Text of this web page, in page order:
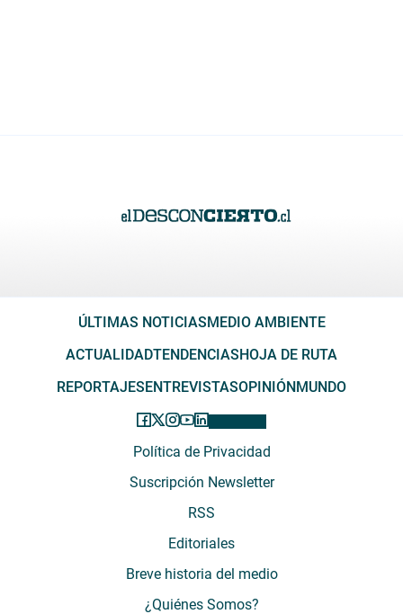
ÚLTIMAS NOTICIASMEDIO AMBIENTE
ACTUALIDADTENDENCIASHOJA DE RUTA
REPORTAJESENTREVISTASOPINIÓNMUNDO
Política de Privacidad
Suscripción Newsletter
RSS
Editoriales
Breve historia del medio
¿Quiénes Somos?